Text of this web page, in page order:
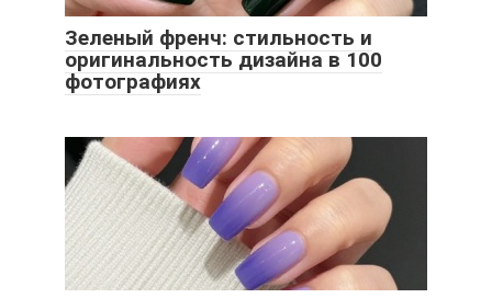
Зеленый френч: стильность и
оригинальность дизайна в 100
фотографиях